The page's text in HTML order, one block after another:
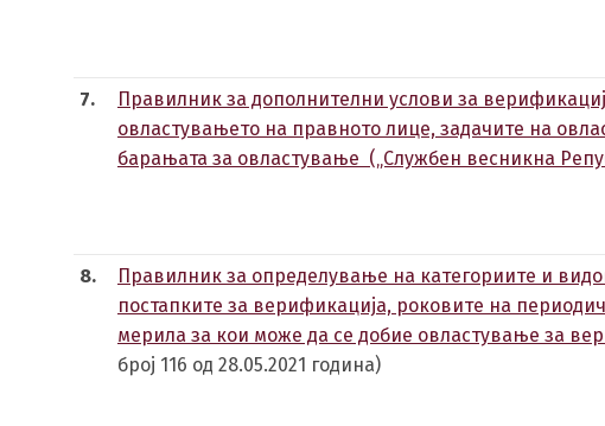
7.
Правилник за дополнителни услови за
овластувањето на правното лице, задачите на
барањата за овластување („Службен весникна
8.
Правилник за определување на категориите и
постапките за верификација, роковите на
мерила за кои може да се добие овластување за
број 116 од 28.05.2021 година)